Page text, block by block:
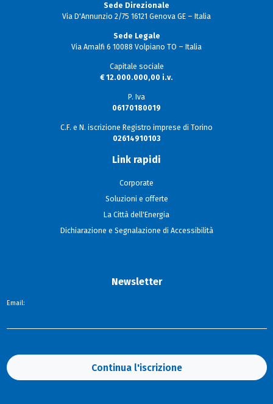
Sede Direzionale
Via D'Annunzio 2/75 16121 Genova GE – Italia
Sede Legale
Via Amalfi 6 10088 Volpiano TO – Italia
Capitale sociale
€ 12.000.000,00 i.v.
P. Iva
06170180019
C.F. e N. iscrizione Registro imprese di Torino
02614910103
Link rapidi
Corporate
Soluzioni e offerte
La Città dell'Energia
Dichiarazione e Segnalazione di Accessibilità
Newsletter
Email:
Continua l'iscrizione